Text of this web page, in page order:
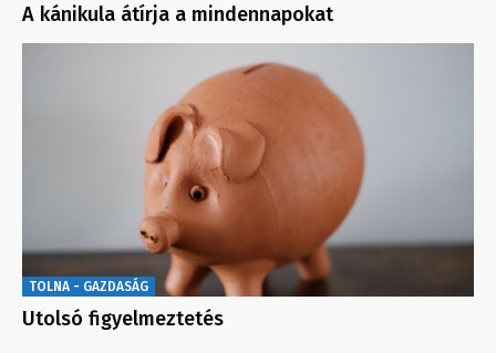
A kánikula átírja a mindennapokat
TOLNA - GAZDASÁG
Utolsó figyelmeztetés